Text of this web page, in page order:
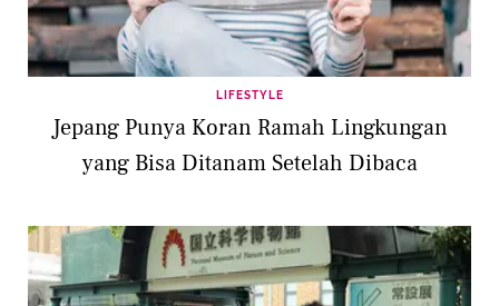
LIFESTYLE
Jepang Punya Koran Ramah Lingkungan
yang Bisa Ditanam Setelah Dibaca